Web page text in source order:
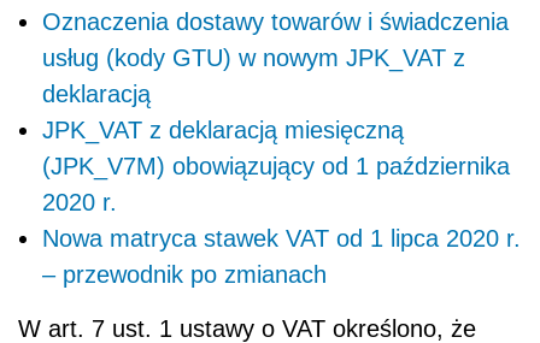
Oznaczenia dostawy towarów i świadczenia
usług (kody GTU) w nowym JPK_VAT z
deklaracją
JPK_VAT z deklaracją miesięczną
(JPK_V7M) obowiązujący od 1 października
2020 r.
Nowa matryca stawek VAT od 1 lipca 2020 r.
– przewodnik po zmianach
W art. 7 ust. 1 ustawy o VAT określono, że